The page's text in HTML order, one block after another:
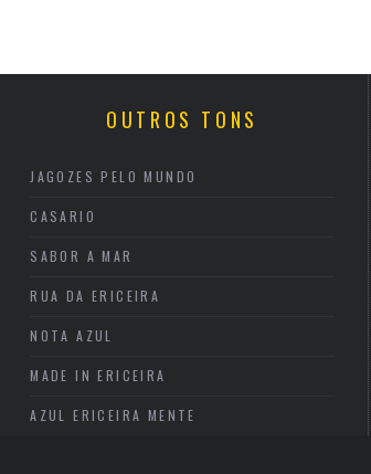
OUTROS TONS
JAGOZES PELO MUNDO
CASARIO
SABOR A MAR
RUA DA ERICEIRA
NOTA AZUL
MADE IN ERICEIRA
AZUL ERICEIRA MENTE